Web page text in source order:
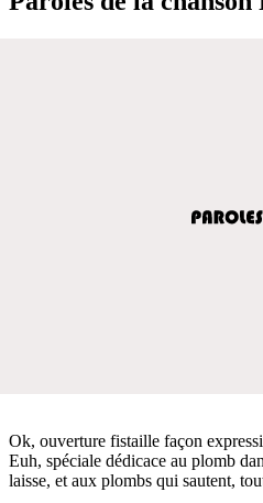
Ok, ouverture fistaille façon
Euh, spéciale dédicace au plomb
laisse, et aux plombs qui sautent,